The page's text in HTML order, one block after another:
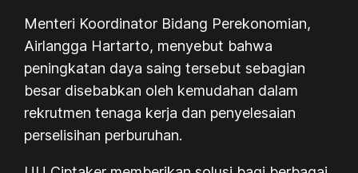
Menteri Koordinator Bidang Perekonomian,
Airlangga Hartarto, menyebut bahwa
peningkatan daya saing tersebut sebagian
besar disebabkan oleh kemudahan dalam
rekrutmen tenaga kerja dan penyelesaian
perselisihan perburuhan.